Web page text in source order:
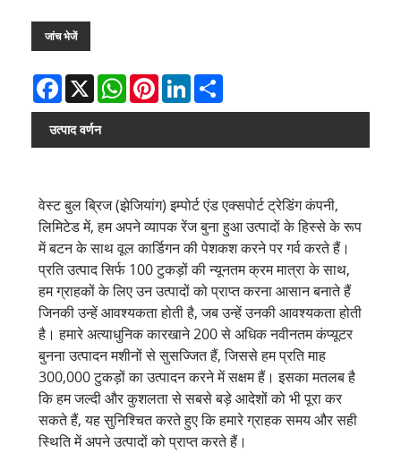
जांच भेजें
Facebook
X WhatsAppPinterestLinkedIn
उत्पाद वर्णन
वेस्ट बुल ब्रिज (झेजियांग) इम्पोर्ट एंड एक्सपोर्ट ट्रेडिंग कंपनी,
लिमिटेड में, हम अपने व्यापक रेंज बुना हुआ उत्पादों के हिस्से के रूप
में बटन के साथ वूल कार्डिगन की पेशकश करने पर गर्व करते हैं।
प्रति उत्पाद सिर्फ 100 टुकड़ों की न्यूनतम क्रम मात्रा के साथ,
हम ग्राहकों के लिए उन उत्पादों को प्राप्त करना आसान बनाते हैं
जिनकी उन्हें आवश्यकता होती है, जब उन्हें उनकी आवश्यकता होती
है। हमारे अत्याधुनिक कारखाने 200 से अधिक नवीनतम कंप्यूटर
बुनना उत्पादन मशीनों से सुसज्जित हैं, जिससे हम प्रति माह
300,000 टुकड़ों का उत्पादन करने में सक्षम हैं। इसका मतलब है
कि हम जल्दी और कुशलता से सबसे बड़े आदेशों को भी पूरा कर
सकते हैं, यह सुनिश्चित करते हुए कि हमारे ग्राहक समय और सही
स्थिति में अपने उत्पादों को प्राप्त करते हैं।